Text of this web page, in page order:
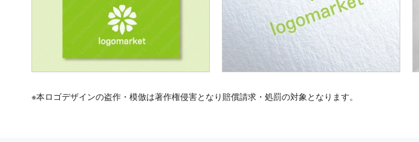
※本ロゴデザインの盗作・模倣は著作権侵害となり賠償請求・処罰の対象となります。